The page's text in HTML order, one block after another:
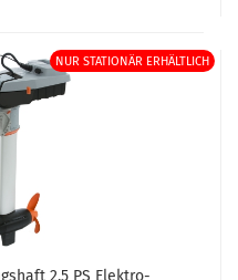
NUR STATIONÄR ERHÄLTLICH
2,5 PS Elektro-